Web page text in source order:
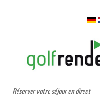
Réserver votre séjour en direct